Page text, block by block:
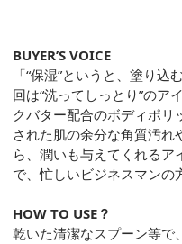
BUYER’S VOICE
「“保湿”というと、塗り
回は“洗ってしっとり”のア
クバター配合のボディポリ
された肌の余分な角質汚
ら、潤いも与えてくれる
で、忙しいビジネスマンの
HOW TO USE？
乾いた清潔なスプーン等で